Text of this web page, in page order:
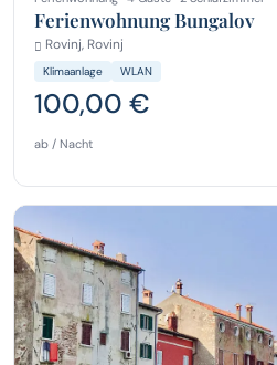
Ferienwohnung Bungalov
Rovinj, Rovinj
Klimaanlage WLAN
100,00 €
ab / Nacht